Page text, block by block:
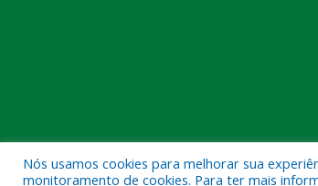
Todos os direitos reservados a
Nós usamos cookies para melhorar sua
monitoramento de cookies. Para ter mais